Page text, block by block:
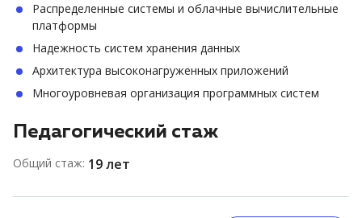
Распределенные системы и облачные вычислительные
платформы
Надежность систем хранения данных
Архитектура высоконагруженных приложений
Многоуровневая организация программных систем
Педагогический стаж
Общий стаж: 19 лет